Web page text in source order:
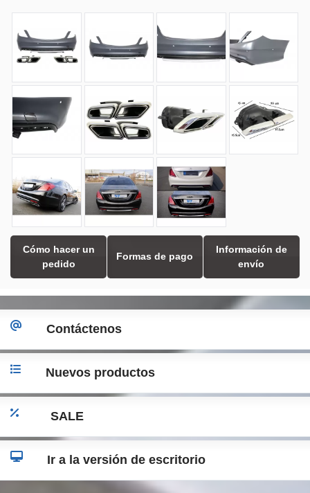
Cómo hacer un
pedido
Formas de pago
Información de
envío
Contáctenos
Nuevos productos
SALE
Ir a la versión de escritorio